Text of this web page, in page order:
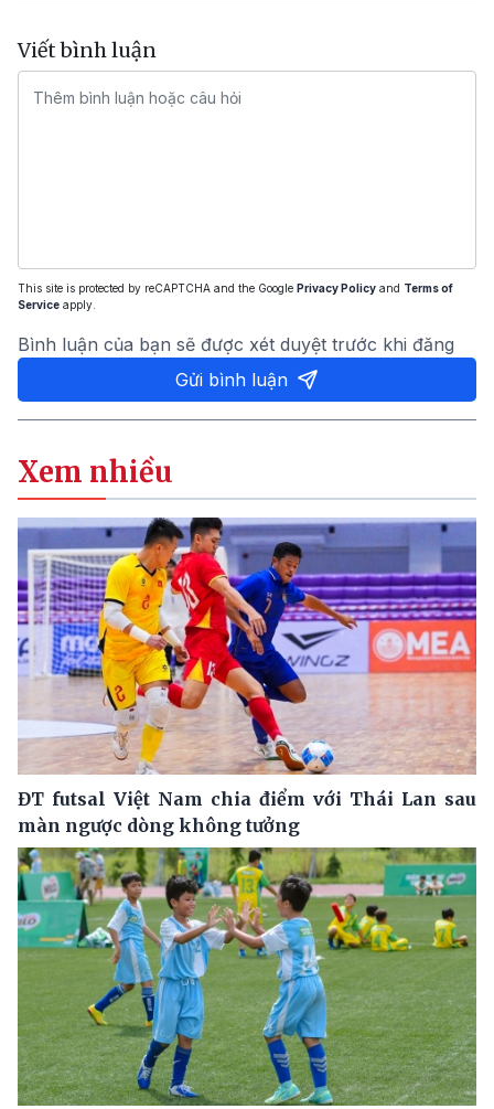
Viết bình luận
This site is protected by reCAPTCHA and the Google Privacy Policy and Terms of
Service apply.
Bình luận của bạn sẽ được xét duyệt trước khi đăng
Gửi bình luận
Xem nhiều
ĐT futsal Việt Nam chia điểm với Thái Lan sau
màn ngược dòng không tưởng